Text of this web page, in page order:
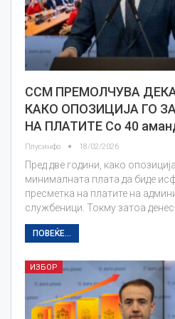
ССМ ПРЕМОЛЧУВА
КАКО ОПОЗИЦИЈА ГО
НА ПЛАТИТЕ Со 40
Плусинфо 18/02/2026
Пред две години, како
минималната плата да биде
пресметка на платите на
службеници. Токму затоа
ПОВЕЌЕ...
ИЗБОР